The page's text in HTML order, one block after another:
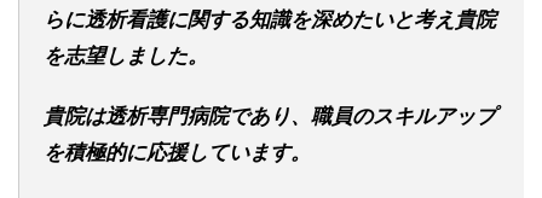
らに透析看護に関する知識を深めたいと考え貴院
を志望しました。
貴院は透析専門病院であり、職員のスキルアップ
を積極的に応援しています。